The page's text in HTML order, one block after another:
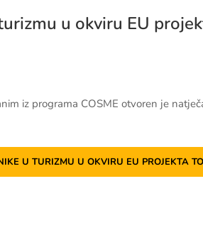
u okviru EU
iz programa COSME otvoren je
U TURIZMU U OKVIRU EU PROJEKTA